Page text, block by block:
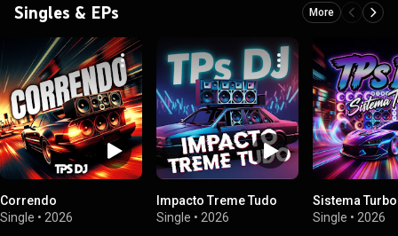
Singles & EPs More
Correndo
Single • 2026
Impacto Treme Tudo
Single • 2026
Sistema Turbo
Single • 2026